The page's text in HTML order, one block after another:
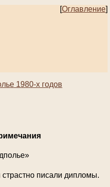
[Оглавление]
1980-х годов
писали дипломы.